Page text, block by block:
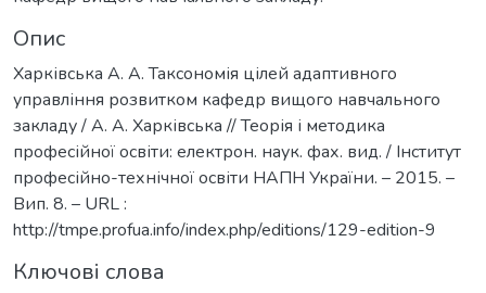
Опис
Харківська А. А. Таксономія цілей адаптивного
управління розвитком кафедр вищого навчального
закладу / А. А. Харківська // Теорія і методика
професійної освіти: електрон. наук. фах. вид. / Інститут
професійно-технічної освіти НАПН України. – 2015. –
Вип. 8. – URL :
http://tmpe.profua.info/index.php/editions/129-edition-9
Ключові слова